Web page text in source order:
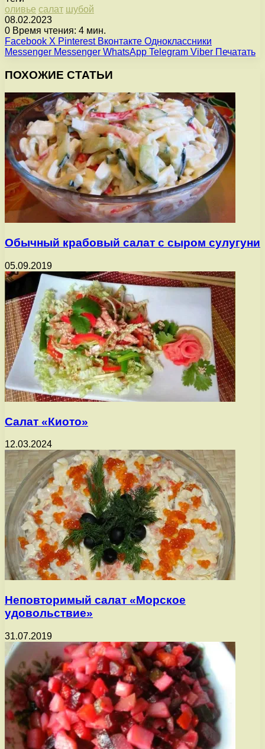
оливье салат шубой
08.02.2023
0 Время чтения: 4 мин.
Facebook X Pinterest Вконтакте Одноклассники
Messenger Messenger WhatsApp Telegram Viber Печатать
ПОХОЖИЕ СТАТЬИ
Обычный крабовый салат с сыром сулугуни
05.09.2019
Салат «Киото»
12.03.2024
Неповторимый салат «Морское
удовольствие»
31.07.2019